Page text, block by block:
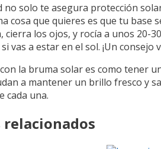
no solo te asegura protección
cosa que quieres es que tu base
cierra los ojos, y rocía a unos 20-
vas a estar en el sol. ¡Un consejo
la bruma solar es como tener
a mantener un brillo fresco y
cada una.